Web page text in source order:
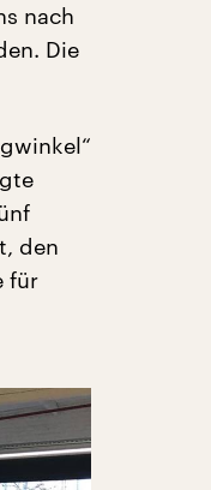
nach
Die
den
für